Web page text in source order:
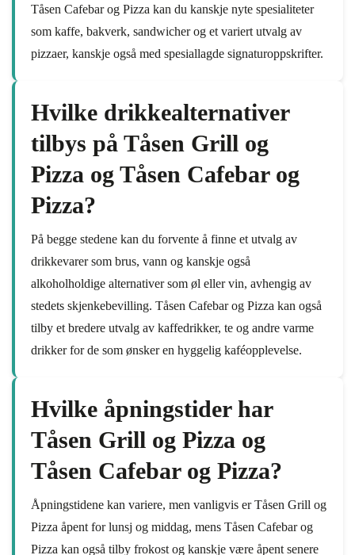
Tåsen Cafebar og Pizza kan du kanskje nyte spesialiteter
som kaffe, bakverk, sandwicher og et variert utvalg av
pizzaer, kanskje også med spesiallagde signaturoppskrifter.
Hvilke drikkealternativer
tilbys på Tåsen Grill og
Pizza og Tåsen Cafebar og
Pizza?
På begge stedene kan du forvente å finne et utvalg av
drikkevarer som brus, vann og kanskje også
alkoholholdige alternativer som øl eller vin, avhengig av
stedets skjenkebevilling. Tåsen Cafebar og Pizza kan også
tilby et bredere utvalg av kaffedrikker, te og andre varme
drikker for de som ønsker en hyggelig kaféopplevelse.
Hvilke åpningstider har
Tåsen Grill og Pizza og
Tåsen Cafebar og Pizza?
Åpningstidene kan variere, men vanligvis er Tåsen Grill og
Pizza åpent for lunsj og middag, mens Tåsen Cafebar og
Pizza kan også tilby frokost og kanskje være åpent senere